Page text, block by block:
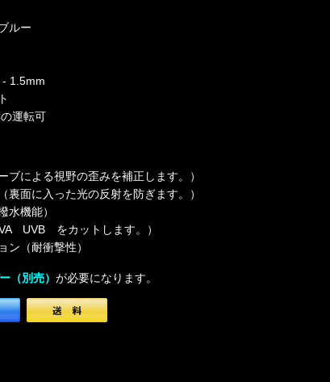
ルー
- 1.5mm
運転可
ブによる視野の歪みを補正します。）
裏面に入った光の反射を防ぎます。）
水機能）
UVB をカットします。）
ン（耐衝撃性）
（別売） が必要になります。